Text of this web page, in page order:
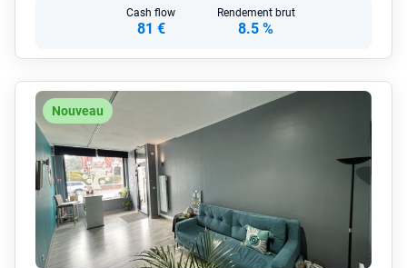
Cash flow
81 €
Rendement brut
8.5 %
Nouveau